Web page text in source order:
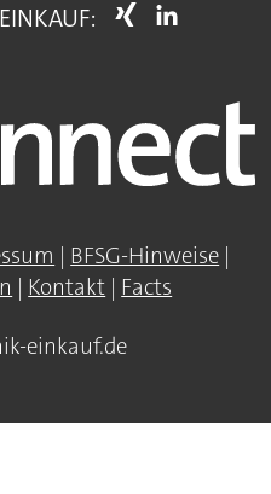
| BFSG-Hinweise |
| Kontakt | Facts
einkauf.de